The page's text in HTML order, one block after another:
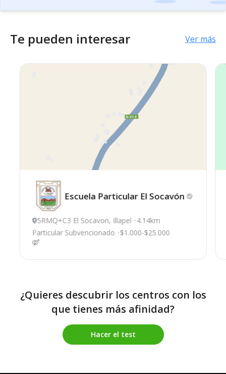
Te pueden interesar Ver más
Escuela Particular El Socavón
5RMQ+C3 El Socavon, Illapel 4.14km
Particular Subvencionado $1.000-$25.000
¿Quieres descubrir los centros con los
que tienes más afinidad?
Hacer el test